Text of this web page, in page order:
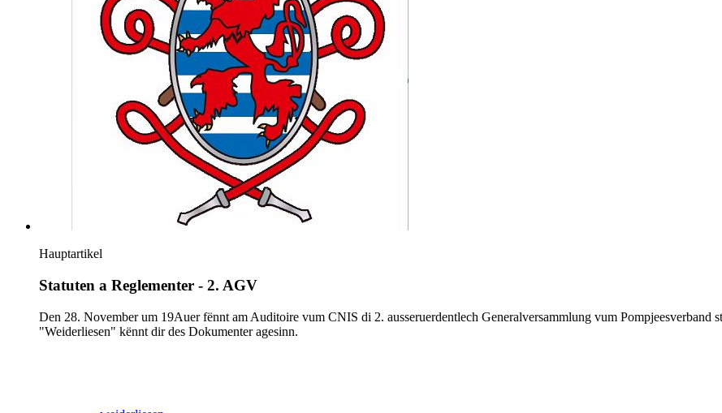
Hauptartikel
Statuten a Reglementer - 2. AGV
Den 28. November um 19Auer fënnt am Auditoire vum CNIS di 2. ausseruerdentlech Generalversammlung vum Pompjeesverband
"Weiderliesen" kënnt dir des Dokumenter agesinn.